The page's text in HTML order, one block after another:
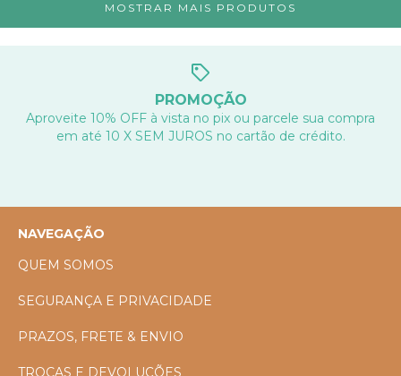
MOSTRAR MAIS PRODUTOS
PROMOÇÃO
Aproveite 10% OFF à vista no pix ou parcele sua compra
em até 10 X SEM JUROS no cartão de crédito.
NAVEGAÇÃO
QUEM SOMOS
SEGURANÇA E PRIVACIDADE
PRAZOS, FRETE & ENVIO
TROCAS E DEVOLUÇÕES